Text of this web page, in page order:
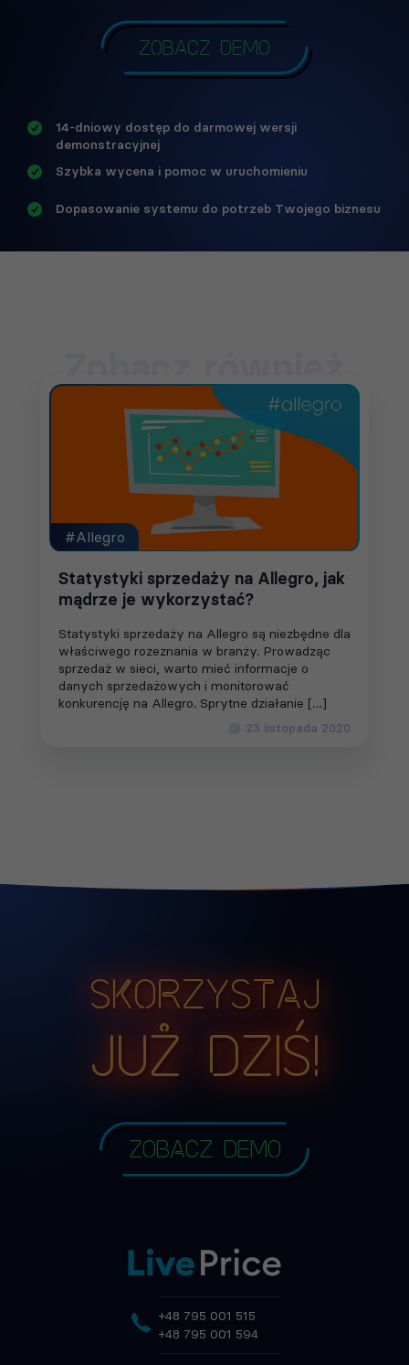
Zobacz demo
14-dniowy dostęp do darmowej wersji
demonstracyjnej
Szybka wycena i pomoc w uruchomieniu
Dopasowanie systemu do potrzeb Twojego biznesu
#Allegro
Statystyki sprzedaży na Allegro, jak
mądrze je wykorzystać?
Statystyki sprzedaży na Allegro są niezbędne dla
właściwego rozeznania w branży. Prowadząc
sprzedaż w sieci, warto mieć informacje o
danych sprzedażowych i monitorować
konkurencję na Allegro. Sprytne działanie […]
23 listopada 2020
Skorzystaj
już dziś!
Zobacz demo
+48 795 001 515
+48 795 001 594